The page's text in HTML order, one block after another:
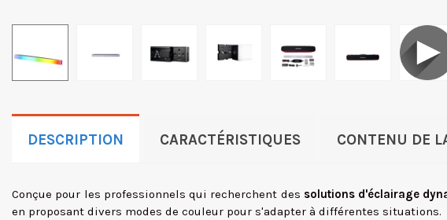
DESCRIPTION CARACTÉRISTIQUES CONTENU DE
Conçue pour les professionnels qui recherchent des solutions d'éclairage
en proposant divers modes de couleur pour s'adapter à différentes situations.